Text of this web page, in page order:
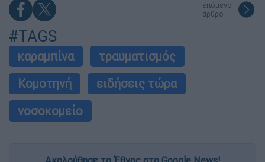
επόμενο
άρθρο
#TAGS
καραμπίνα
τραυματισμός
Κομοτηνή
ειδήσεις τώρα
νοσοκομείο